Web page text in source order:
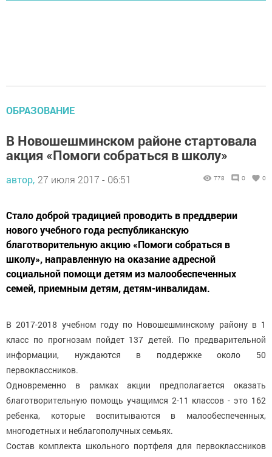
ОБРАЗОВАНИЕ
В Новошешминском районе стартовала
акция «Помоги собраться в школу»
автор, 27 июля 2017 - 06:51 778 0 0
Стало доброй традицией проводить в преддверии
нового учебного года республиканскую
благотворительную акцию «Помоги собраться в
школу», направленную на оказание адресной
социальной помощи детям из малообеспеченных
семей, приемным детям, детям-инвалидам.
В 2017-2018 учебном году по Новошешминскому району в 1
класс по прогнозам пойдет 137 детей. По предварительной
информации, нуждаются в поддержке около 50
первоклассников.
Одновременно в рамках акции предполагается оказать
благотворительную помощь учащимся 2-11 классов - это 162
ребенка, которые воспитываются в малообеспеченных,
многодетных и неблагополучных семьях.
Состав комплекта школьного портфеля для первоклассников